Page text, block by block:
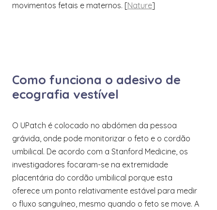
movimentos fetais e maternos. [Nature]
Como funciona o adesivo de
ecografia vestível
O UPatch é colocado no abdómen da pessoa
grávida, onde pode monitorizar o feto e o cordão
umbilical. De acordo com a Stanford Medicine, os
investigadores focaram-se na extremidade
placentária do cordão umbilical porque esta
oferece um ponto relativamente estável para medir
o fluxo sanguíneo, mesmo quando o feto se move. A